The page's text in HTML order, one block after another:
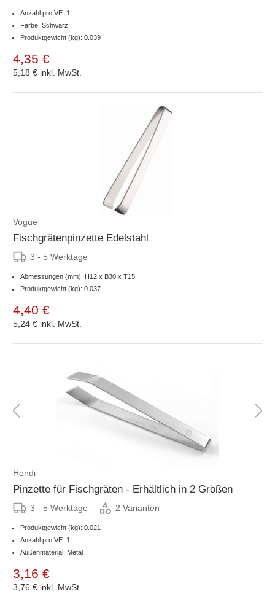
Anzahl pro VE: 1
Farbe: Schwarz
Produktgewicht (kg): 0.039
4,35 €
5,18 € inkl. MwSt.
Vogue
Fischgrätenpinzette Edelstahl
3 - 5 Werktage
Abmessungen (mm): H12 x B30 x T15
Produktgewicht (kg): 0.037
4,40 €
5,24 € inkl. MwSt.
Hendi
Pinzette für Fischgräten - Erhältlich in 2 Größen
3 - 5 Werktage 2 Varianten
Produktgewicht (kg): 0.021
Anzahl pro VE: 1
Außenmaterial: Metal
3,16 €
3,76 € inkl. MwSt.